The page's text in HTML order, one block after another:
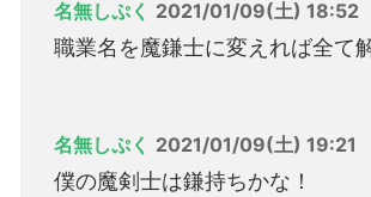
名無しぷく 2021/01/09(土) 18:52
職業名を魔鎌士に変えれば全て
名無しぷく 2021/01/09(土) 19:21
僕の魔剣士は鎌持ちかな！